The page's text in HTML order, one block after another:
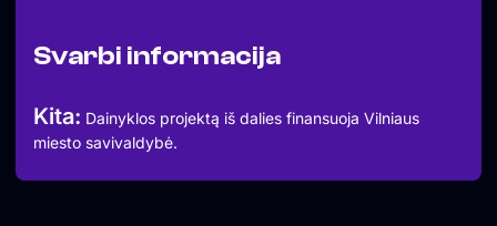
nostalgija virsta rytojaus garsu.
Youtube:https://www.youtube.com/c/sraigesefektas
Facebook:https://www.facebook.com/sraigesefektas/
Svarbi informacija
Kita: Dainyklos projektą iš dalies finansuoja Vilniaus
miesto savivaldybė.